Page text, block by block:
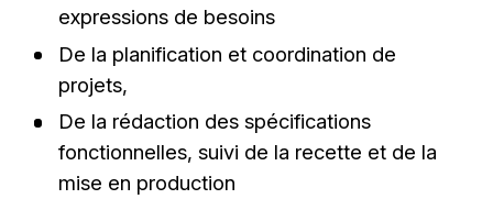
expressions de besoins
De la planification et coordination de
projets,
De la rédaction des spécifications
fonctionnelles, suivi de la recette et de la
mise en production